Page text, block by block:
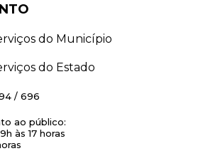
do Município
do Estado
/ 696
ao público:
às 17 horas